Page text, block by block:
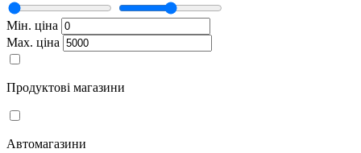
Мін. ціна
Мах. ціна
Продуктові магазини
Автомагазини